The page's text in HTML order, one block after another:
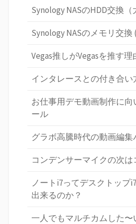
Synology NASのHDD交換（
Synology NASのメモリ交換
Vegas推しがVegasを推す理
インタレースとの付き合い
お仕事用デモ動画制作に向
ール
グラボ高騰時代の動画編
コンデンサーマイクの次
ノートi7ってデスクトップ
出来るのか？
一人でもマルチカムした〜